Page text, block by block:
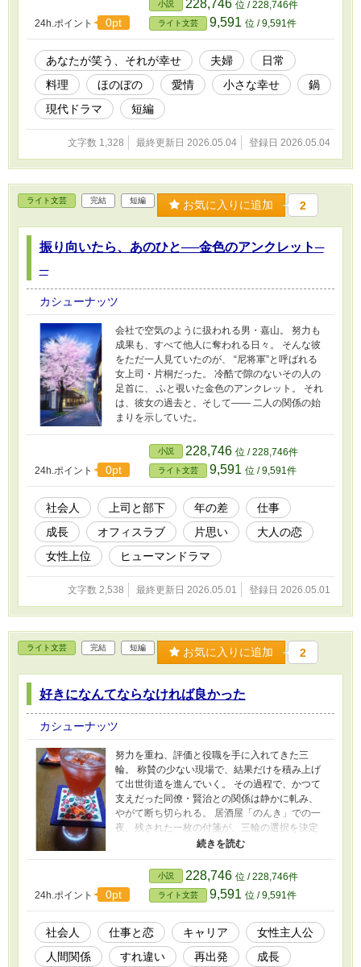
24h.ポイント 0pt
小説 228,746 位 / 228,746件
ライト文芸 9,591 位 / 9,591件
あなたが笑う、それが幸せ 夫婦
日常
料理
ほのぼの 愛情 小さな幸せ
鍋
現代ドラマ
短編
文字数 1,328 最終更新日 2026.05.04 登録日 2026.05.04
ライト文芸 完結 短編 お気に入りに追加 2
振り向いたら、あのひと──金色のアンクレット─
─
カシューナッツ
会社で空気のように扱われる男・嘉山。 努力も
成果も、すべて他人に奪われる日々。 そんな彼
をただ一人見ていたのが、 “尼将軍”と呼ばれる
女上司・片桐だった。 冷酷で隙のないその人の
足首に、 ふと覗いた金色のアンクレット。 それ
は、彼女の過去と、そして—— 二人の関係の始
まりを示していた。
24h.ポイント 0pt
小説 228,746 位 / 228,746件
ライト文芸 9,591 位 / 9,591件
社会人 上司と部下 年の差
仕事
成長
オフィスラブ 片思い
大人の恋
女性上位
ヒューマンドラマ
文字数 2,538 最終更新日 2026.05.01 登録日 2026.05.01
ライト文芸 完結 短編 お気に入りに追加 2
好きになんてならなければ良かった
カシューナッツ
努力を重ね、評価と役職を手に入れてきた三
輪。 称賛の少ない現場で、結果だけを積み上げ
て出世街道を進んでいく。 その過程で、かつて
支えだった同僚・賢治との関係は静かに軋み、
やがて断ち切られる。 居酒屋「のんき」での一
夜、残された一枚の付箋が、三輪の選択を決定
づけた。 仕事の現実、他者との距離、過去に残
した感情。 手放せなかったものと向き合いなが
ら、三輪は新たな場所へ進む。 アイスクリーム
や何気ない朝食に残る記憶とともに、 一人の働
く人間が、自分の人生を引き受けていく物語。
24h.ポイント 0pt
小説 228,746 位 / 228,746件
ライト文芸 9,591 位 / 9,591件
社会人 仕事と恋 キャリア
女性主人公
人間関係
すれ違い 再出発 成長